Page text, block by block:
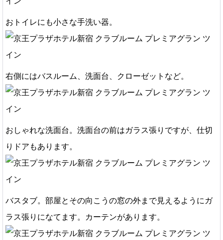
おトイレにも小さな手洗い器。
右側にはバスルーム、洗面台、クローゼットなど。
おしゃれな洗面台。洗面台の前はガラス張りですが、仕切
りドアもあります。
バスタブ。部屋とその向こうの窓の外まで見えるようにガ
ラス張りになてます。カーテンがあります。